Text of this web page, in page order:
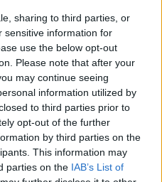
sharing to third parties, or
sensitive information for
use the below opt-out
Please note that after your
may continue seeing
information utilized by
to third parties prior to
opt-out of the further
by third parties on the
This information may
parties on the IAB’s List of